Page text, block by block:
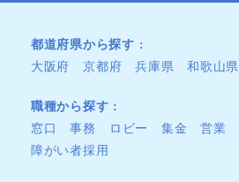
都道府県から探す
大阪府
京都府 兵庫県 和歌山県
職種から探す
窓口
事務 ロビー 集金 営業
障がい者採用